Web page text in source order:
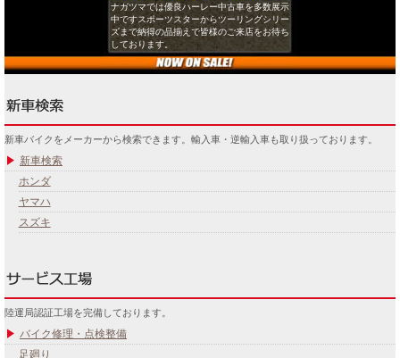
ナガツマでは優良ハーレー中古車を多数展示
中ですスポーツスターからツーリングシリー
ズまで納得の品揃えで皆様のご来店をお待ち
しております。
新車バイクをメーカーから検索できます。輸入車・逆輸入車も取り扱っております。
新車検索
ホンダ
ヤマハ
スズキ
陸運局認証工場を完備しております。
バイク修理・点検整備
足廻り